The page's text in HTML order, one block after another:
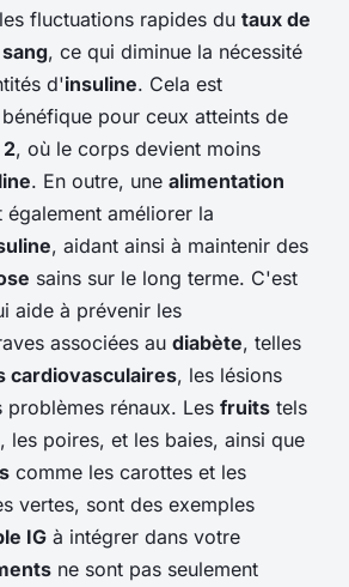
fluctuations rapides du taux de
sang, ce qui diminue la nécessité
d'insuline. Cela est
pour ceux atteints de
, où le corps devient moins
. En outre, une alimentation
également améliorer la
, aidant ainsi à maintenir des
sains sur le long terme. C'est
aide à prévenir les
associées au diabète, telles
cardiovasculaires, les lésions
problèmes rénaux. Les fruits tels
les poires, et les baies, ainsi que
comme les carottes et les
vertes, sont des exemples
IG à intégrer dans votre
ne sont pas seulement